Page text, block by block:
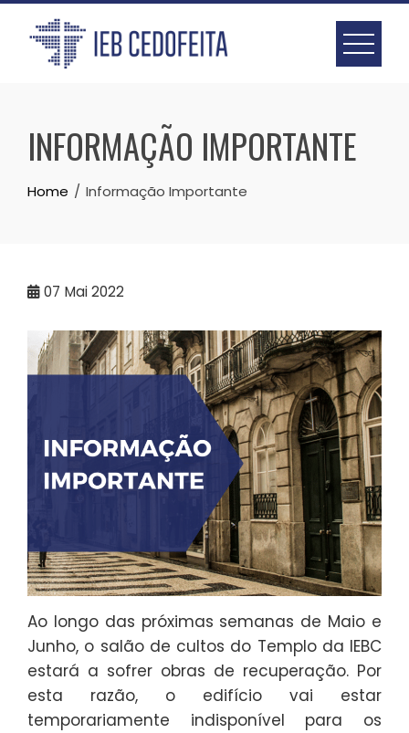
Skip
content
INFORMAÇÃO IMPORTANTE
Home Informação Importante
07 Mai 2022
Ao longo das próximas semanas de Maio e
Junho, o salão de cultos do Templo da IEBC
estará a sofrer obras de recuperação. Por
esta razão, o edifício vai estar
temporariamente indisponível para os